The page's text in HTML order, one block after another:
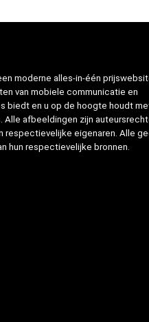
moderne alles-in-één
van mobiele communicatie en
biedt en u op de hoogte houdt
Alle afbeeldingen zijn
respectievelijke eigenaren. Alle
hun respectievelijke bronnen.